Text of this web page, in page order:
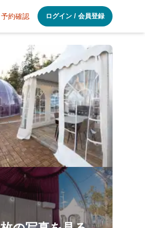
予約確認 ログイン / 会員登録